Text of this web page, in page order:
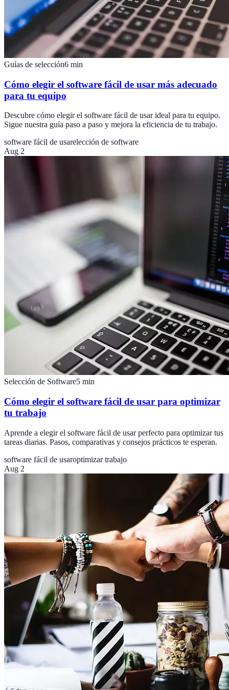
Guías de selección6 min
Cómo elegir el software fácil de usar más adecuado
para tu equipo
Descubre cómo elegir el software fácil de usar ideal para tu equipo.
Sigue nuestra guía paso a paso y mejora la eficiencia de tu trabajo.
software fácil de usarelección de software
Aug 2
Selección de Software5 min
Cómo elegir el software fácil de usar para optimizar
tu trabajo
Aprende a elegir el software fácil de usar perfecto para optimizar tus
tareas diarias. Pasos, comparativas y consejos prácticos te esperan.
software fácil de usaroptimizar trabajo
Aug 2